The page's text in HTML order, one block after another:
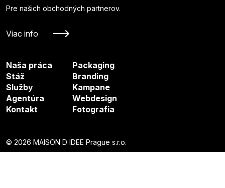
Pre našich obchodných partnerov.
Viac info
Naša práca
Stáž
Služby
Agentúra
Kontakt
Packaging
Branding
Kampane
Webdesign
Fotografia
© 2026 MAISON D IDEE Prague s.r.o.